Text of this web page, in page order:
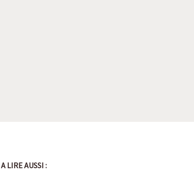
A LIRE AUSSI :